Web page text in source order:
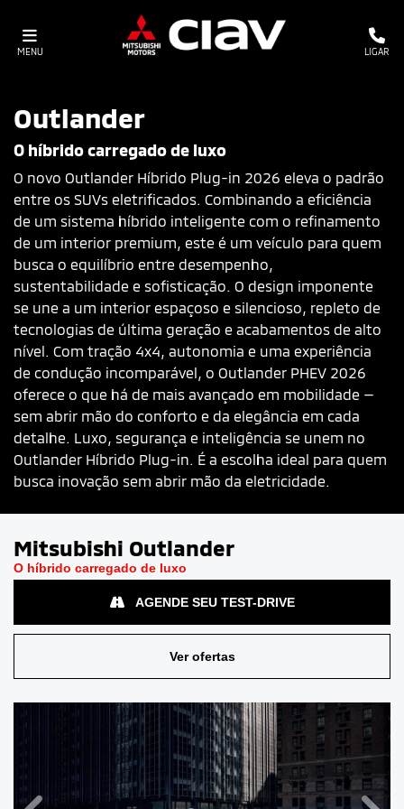
MENU LIGAR
Outlander
O híbrido carregado de luxo
O novo Outlander Híbrido Plug-in 2026 eleva o padrão
entre os SUVs eletrificados. Combinando a eficiência
de um sistema híbrido inteligente com o refinamento
de um interior premium, este é um veículo para quem
busca o equilíbrio entre desempenho,
sustentabilidade e sofisticação. O design imponente
se une a um interior espaçoso e silencioso, repleto de
tecnologias de última geração e acabamentos de alto
nível. Com tração 4x4, autonomia e uma experiência
de condução incomparável, o Outlander PHEV 2026
oferece o que há de mais avançado em mobilidade —
sem abrir mão do conforto e da elegância em cada
detalhe. Luxo, segurança e inteligência se unem no
Outlander Híbrido Plug-in. É a escolha ideal para quem
busca inovação sem abrir mão da eletricidade.
Mitsubishi Outlander
O híbrido carregado de luxo
AGENDE SEU TEST-DRIVE
Ver ofertas